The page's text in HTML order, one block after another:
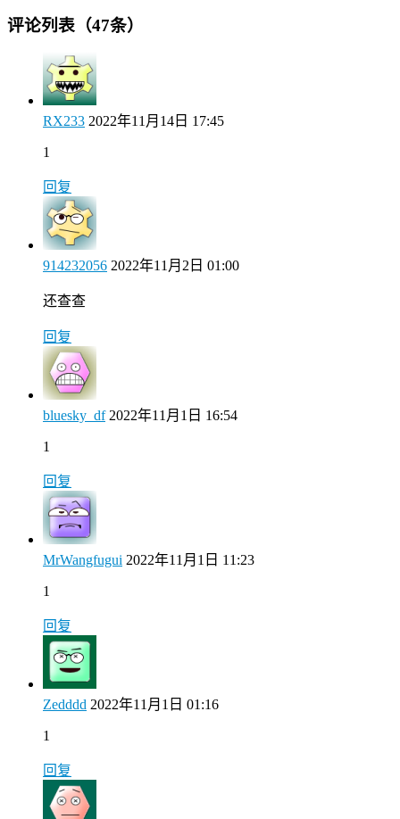
评论列表（47条）
RX233 2022年11月14日 17:45
1
回复
914232056 2022年11月2日 01:00
还查查
回复
bluesky_df 2022年11月1日 16:54
1
回复
MrWangfugui 2022年11月1日 11:23
1
回复
Zedddd 2022年11月1日 01:16
1
回复